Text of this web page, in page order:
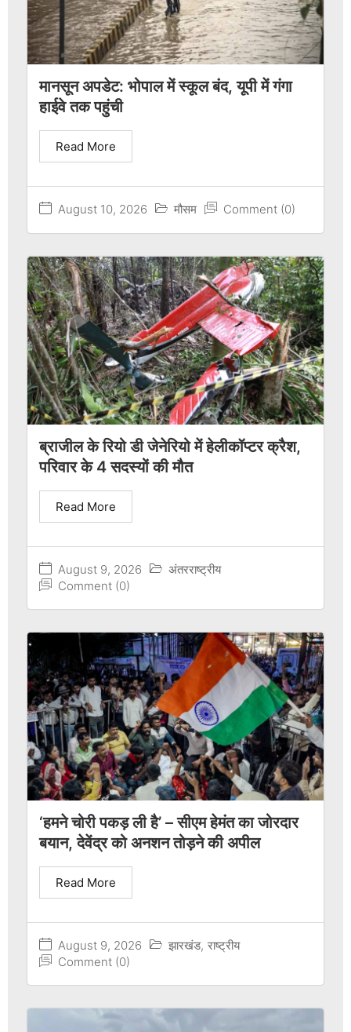
मानसून अपडेट: भोपाल में स्कूल बंद, यूपी में गंगा
हाईवे तक पहुंची
August 10, 2026 मौसम Comment (0)
Read More
ब्राजील के रियो डी जेनेरियो में हेलीकॉप्टर क्रैश,
परिवार के 4 सदस्यों की मौत
August 9, 2026
अंतरराष्ट्रीय
Comment (0)
Read More
‘हमने चोरी पकड़ ली है’ – सीएम हेमंत का जोरदार
बयान, देवेंद्र को अनशन तोड़ने की अपील
August 9, 2026 झारखंड, राष्ट्रीय
Comment (0)
Read More